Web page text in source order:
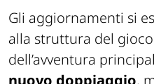
Gli aggiornamenti si
alla struttura del
dell’avventura
nuovo doppiaggio,